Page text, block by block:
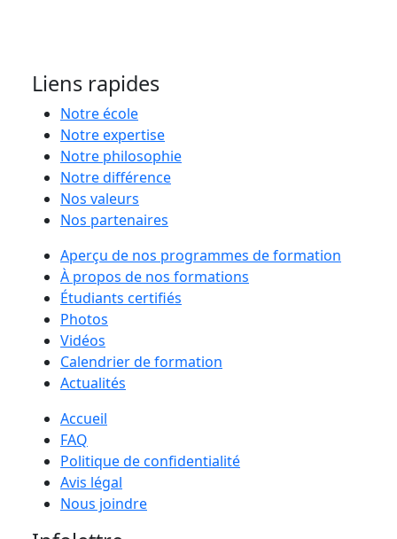
Liens rapides
Notre école
Notre expertise
Notre philosophie
Notre différence
Nos valeurs
Nos partenaires
Aperçu de nos programmes de formation
À propos de nos formations
Étudiants certifiés
Photos
Vidéos
Calendrier de formation
Actualités
Accueil
FAQ
Politique de confidentialité
Avis légal
Nous joindre